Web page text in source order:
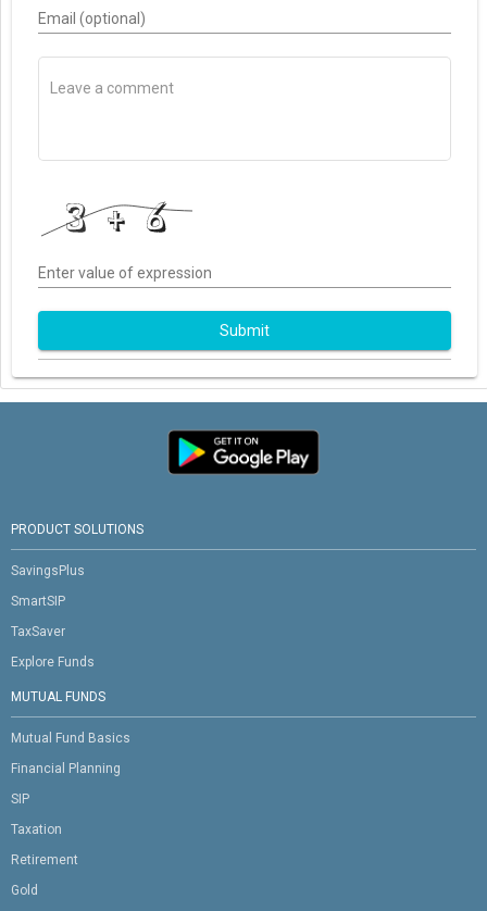
Email (optional)
Enter value of expression
Submit
PRODUCT SOLUTIONS
SavingsPlus
SmartSIP
TaxSaver
Explore Funds
MUTUAL FUNDS
Mutual Fund Basics
Financial Planning
SIP
Taxation
Retirement
Gold